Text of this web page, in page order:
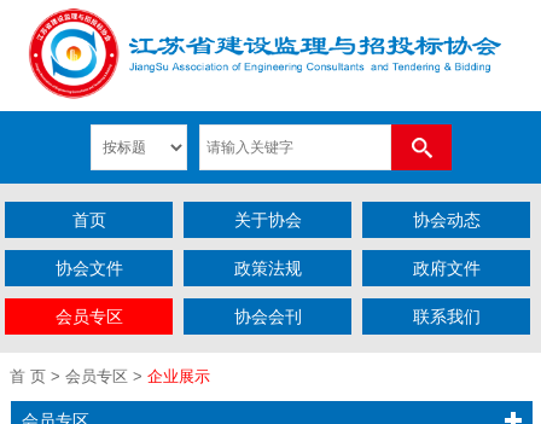
首页 关于协会 协会动态
协会文件 政策法规 政府文件
会员专区 协会会刊 联系我们
首 页 > 会员专区 > 企业展示